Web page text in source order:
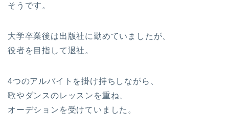
そうです。
大学卒業後は出版社に勤めていましたが、
役者を目指して退社。
4つのアルバイトを掛け持ちしながら、
歌やダンスのレッスンを重ね、
オーデションを受けていました。